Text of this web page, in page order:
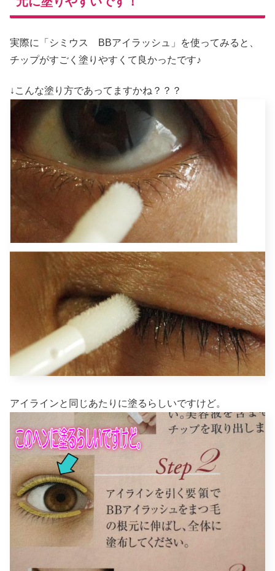
実際に「シミウス BBアイラッシュ」を使ってみると、
チップがすごく塗りやすくて良かったです♪
↓こんな塗り方であってますかね？？？
アイラインと同じあたりに塗るらしいですけど。